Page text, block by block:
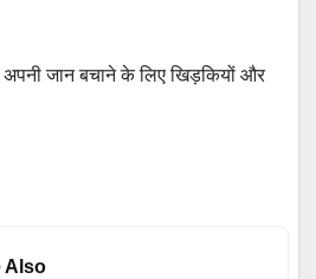
अपनी जान बचाने के लिए खिड़कियों और
Also